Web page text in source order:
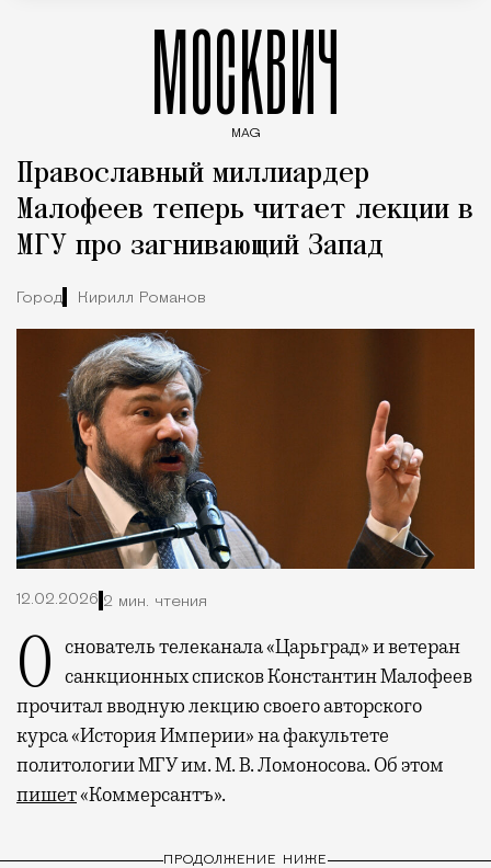
МОСКВИЧ
MAG
Православный миллиардер
Малофеев теперь читает лекции в
МГУ про загнивающий Запад
Город Кирилл Романов
12.02.2026 2 мин. чтения
Основатель телеканала «Царьград» и ветеран санкционных списков Константин Малофеев
прочитал вводную лекцию своего авторского
курса «История Империи» на факультете
политологии МГУ им. М. В. Ломоносова. Об этом
пишет«Коммерсантъ».
ПРОДОЛЖЕНИЕ НИЖЕ